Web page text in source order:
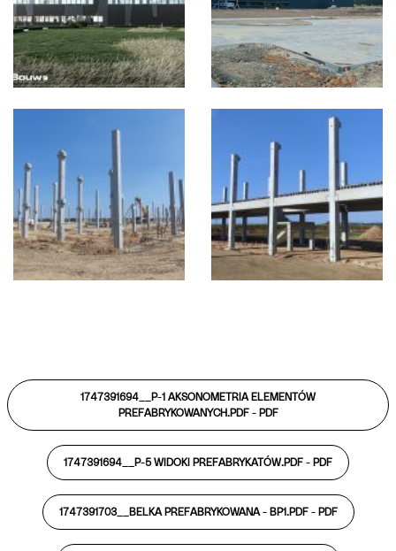
1747391694__P-1 AKSONOMETRIA ELEMENTÓW
PREFABRYKOWANYCH.PDF - PDF
1747391694__P-5 WIDOKI PREFABRYKATÓW.PDF - PDF
1747391703__BELKA PREFABRYKOWANA - BP1.PDF - PDF